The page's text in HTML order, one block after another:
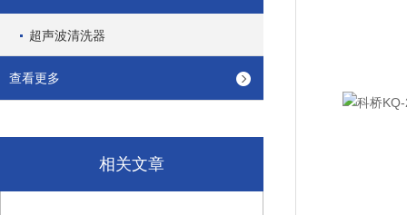
超声波清洗器
查看更多
相关文章